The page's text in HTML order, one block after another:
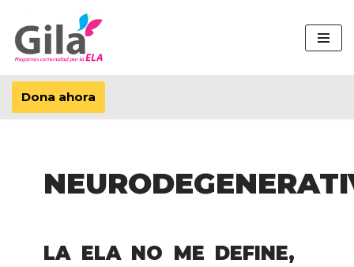
Saltar
al
contenido
Dona ahora
LA ELA NO ME DEFINE,